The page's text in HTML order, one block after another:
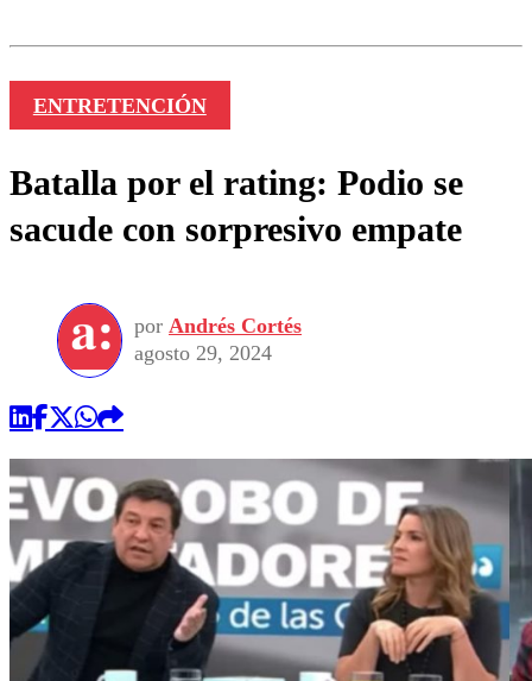
ENTRETENCIÓN
Batalla por el rating: Podio se
sacude con sorpresivo empate
por Andrés Cortés
agosto 29, 2024